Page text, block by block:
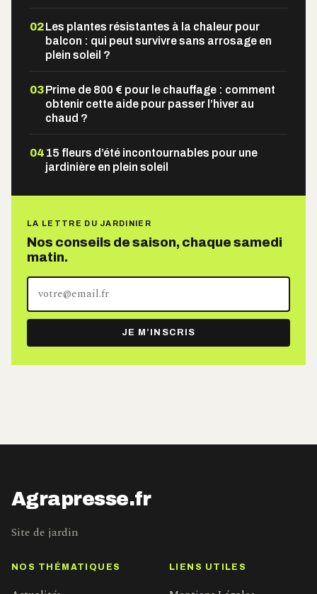
02Les plantes résistantes à la chaleur pour
balcon : qui peut survivre sans arrosage en
plein soleil ?
03Prime de 800 € pour le chauffage : comment
obtenir cette aide pour passer l’hiver au
chaud ?
04 15 fleurs d’été incontournables pour une
jardinière en plein soleil
LA LETTRE DU JARDINIER
Nos conseils de saison, chaque samedi
matin.
Votre
adresse
e-
mail
JE M’INSCRIS
Agrapresse.fr
Site de jardin
NOS THÉMATIQUES LIENS UTILES